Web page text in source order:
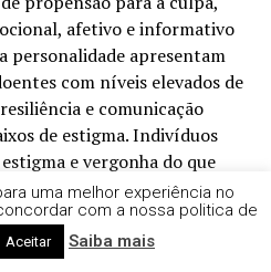
afetivo e informativo
personalidade apresentam
com níveis elevados de
e comunicação
de estigma. Indivíduos
e vergonha do que
Sendo o tabaco um
controlável, um
sente e culpabiliza-se
uma melhor experiência no
com a nossa politica de
Aceitar Saiba mais